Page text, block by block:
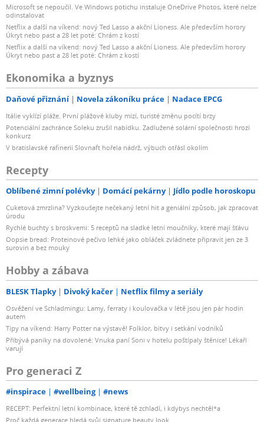
Microsoft se nepoučil. Ve Windows potichu instaluje OneDrive Photos, které nelze
odinstalovat
Netflix a další na víkend: nový Ted Lasso a akční Lioness. Ale především horory
Úkryt nebo past a 28 let poté: Chrám z kostí
Netflix a další na víkend: nový Ted Lasso a akční Lioness. Ale především horory
Úkryt nebo past a 28 let poté: Chrám z kostí
Ekonomika a byznys
Daňové přiznání Novela zákoníku práce Nadace EPCG
Itálie vyklízí pláže. První plážové kluby mizí, turisté změnu pocítí brzy
Potenciální zachránce Soleku zrušil nabídku. Zadlužené solární společnosti hrozí
konkurz
V bratislavské rafinerii Slovnaft hořela nádrž, výbuch otřásl okolím
Recepty
Oblíbené zimní polévky Domácí pekárny Jídlo podle horoskopu
Cuketová zmrzlina? Vyzkoušejte nečekaný letní hit a geniální způsob, jak zpracovat
úrodu
Rychlé buchty s broskvemi: 5 receptů na sladké letní moučníky, které mají šťávu
Oopsie bread: Proteinové pečivo lehké jako obláček zvládnete připravit jen ze 3
surovin a bez mouky
Hobby a zábava
BLESK Tlapky Divoký kačer Netflix filmy a seriály
Osvěžení ve Schladmingu: Lamy, ferraty i koulovačka v létě jsou jen pár hodin
autem
Tipy na víkend: Harry Potter na výstavě! Folklor, bitvy i setkání vodníků
Přibývá paniky na dovolené: Vnuka paní Soni v hotelu poštípaly štěnice! Lékaři
varují
Pro generaci Z
#inspirace #wellbeing #news
RECEPT: Perfektní letní kombinace, které tě zchladí, i kdybys nechtěl*a
Proč každá generace hledá svůj signature beauty look